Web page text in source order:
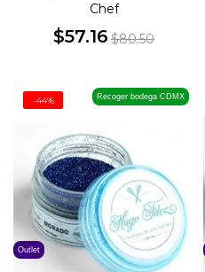
Chef
$57.16 $80.50
Outlet
Recoger bodega CDMX
-44%